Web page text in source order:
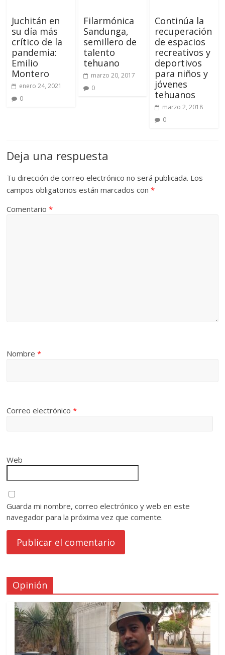
Juchitán en
su día más
crítico de la
pandemia:
Emilio
Montero
enero 24, 2021
0
Filarmónica
Sandunga,
semillero de
talento
tehuano
marzo 20, 2017
0
Continúa la
recuperación
de espacios
recreativos y
deportivos
para niños y
jóvenes
tehuanos
marzo 2, 2018
0
Deja una respuesta
Tu dirección de correo electrónico no será publicada. Los
campos obligatorios están marcados con*
Comentario*
Nombre*
Correo electrónico*
Web
Guarda mi nombre, correo electrónico y web en este
navegador para la próxima vez que comente.
Opinión